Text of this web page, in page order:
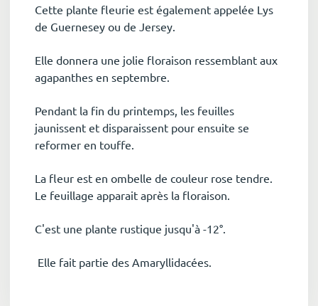
Cette plante fleurie est également appelée Lys
de Guernesey ou de Jersey.
Elle donnera une jolie floraison ressemblant aux
agapanthes en septembre.
Pendant la fin du printemps, les feuilles
jaunissent et disparaissent pour ensuite se
reformer en touffe.
La fleur est en ombelle de couleur rose tendre.
Le feuillage apparait après la floraison.
C'est une plante rustique jusqu'à -12°.
Elle fait partie des Amaryllidacées.